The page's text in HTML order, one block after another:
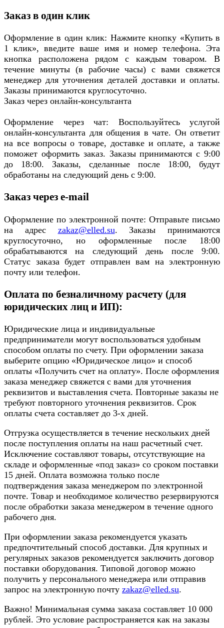
Заказ в один клик
Оформление в один клик: Нажмите кнопку «Купить в
1 клик», введите ваше имя и номер телефона. Эта
кнопка расположена рядом с каждым товаром. В
течение минуты (в рабочие часы) с вами свяжется
менеджер для уточнения деталей доставки и оплаты.
Заказы принимаются круглосуточно.
Заказ через онлайн-консультанта
Оформление через чат: Воспользуйтесь услугой
онлайн-консультанта для общения в чате. Он ответит
на все вопросы о товаре, доставке и оплате, а также
поможет оформить заказ. Заказы принимаются с 9:00
до 18:00. Заказы, сделанные после 18:00, будут
обработаны на следующий день с 9:00.
Заказ через e-mail
Оформление по электронной почте: Отправьте письмо
на адрес zakaz@elled.su. Заказы принимаются
круглосуточно, но оформленные после 18:00
обрабатываются на следующий день после 9:00.
Статус заказа будет отправлен вам на электронную
почту или телефон.
Оплата по безналичному расчету (для
юридических лиц и ИП):
Юридические лица и индивидуальные
предприниматели могут воспользоваться удобным
способом оплаты по счету. При оформлении заказа
выберите опцию «Юридическое лицо» и способ
оплаты «Получить счет на оплату». После оформления
заказа менеджер свяжется с вами для уточнения
реквизитов и выставления счета. Повторные заказы не
требуют повторного уточнения реквизитов. Срок
оплаты счета составляет до 3-х дней.
Отгрузка осуществляется в течение нескольких дней
после поступления оплаты на наш расчетный счет.
Исключение составляют товары, отсутствующие на
складе и оформленные «под заказ» со сроком поставки
15 дней. Оплата возможна только после
подтверждения заказа менеджером по электронной
почте. Товар и необходимое количество резервируются
после обработки заказа менеджером в течение одного
рабочего дня.
При оформлении заказа рекомендуется указать
предпочтительный способ доставки. Для крупных и
регулярных заказов рекомендуется заключить договор
поставки оборудования. Типовой договор можно
получить у персонального менеджера или отправив
запрос на электронную почту zakaz@elled.su.
Важно! Минимальная сумма заказа составляет 10 000
рублей. Это условие распространяется как на заказы